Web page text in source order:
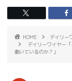
HOME
デイリー
デイリーワイヤー
働いているのか？」